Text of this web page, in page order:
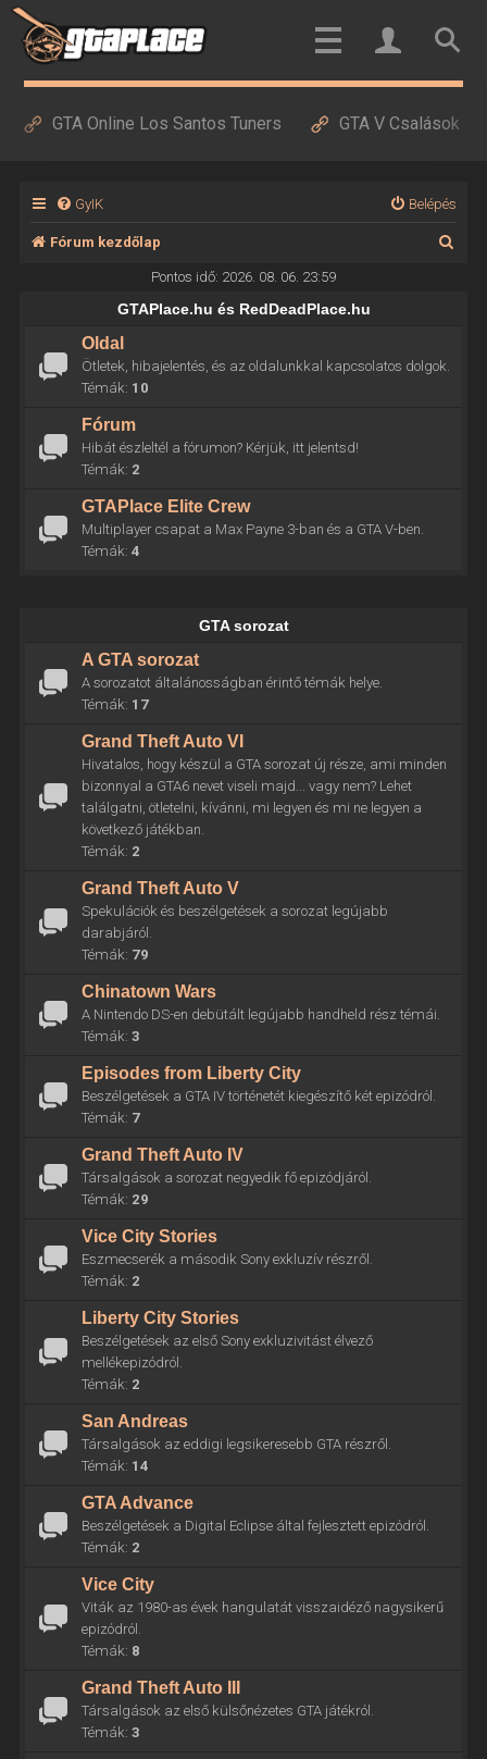
GTA Online Los Santos Tuners GTA V Csalások
GyIK Belépés
Fórum kezdőlap
Pontos idő: 2026. 08. 06. 23:59
GTAPlace.hu és RedDeadPlace.hu
Oldal
Ötletek, hibajelentés, és az oldalunkkal kapcsolatos dolgok.
Témák: 10
Fórum
Hibát észleltél a fórumon? Kérjük, itt jelentsd!
Témák: 2
GTAPlace Elite Crew
Multiplayer csapat a Max Payne 3-ban és a GTA V-ben.
Témák: 4
GTA sorozat
A GTA sorozat
A sorozatot általánosságban érintő témák helye.
Témák: 17
Grand Theft Auto VI
Hivatalos, hogy készül a GTA sorozat új része, ami minden
bizonnyal a GTA6 nevet viseli majd... vagy nem? Lehet
találgatni, ötletelni, kívánni, mi legyen és mi ne legyen a
következő játékban.
Témák: 2
Grand Theft Auto V
Spekulációk és beszélgetések a sorozat legújabb
darabjáról.
Témák: 79
Chinatown Wars
A Nintendo DS-en debütált legújabb handheld rész témái.
Témák: 3
Episodes from Liberty City
Beszélgetések a GTA IV történetét kiegészítő két epizódról.
Témák: 7
Grand Theft Auto IV
Társalgások a sorozat negyedik fő epizódjáról.
Témák: 29
Vice City Stories
Eszmecserék a második Sony exkluzív részről.
Témák: 2
Liberty City Stories
Beszélgetések az első Sony exkluzivitást élvező
mellékepizódról.
Témák: 2
San Andreas
Társalgások az eddigi legsikeresebb GTA részről.
Témák: 14
GTA Advance
Beszélgetések a Digital Eclipse által fejlesztett epizódról.
Témák: 2
Vice City
Viták az 1980-as évek hangulatát visszaidéző nagysikerű
epizódról.
Témák: 8
Grand Theft Auto III
Társalgások az első külsőnézetes GTA játékról.
Témák: 3